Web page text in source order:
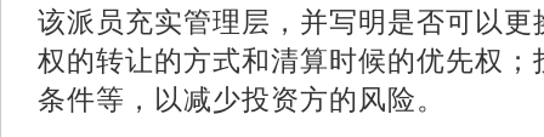
该派员充实管理层，并写明是否可以
权的转让的方式和清算时候的优先权
条件等，以减少投资方的风险。